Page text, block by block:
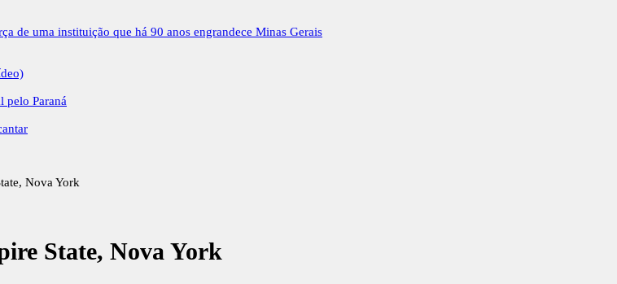
de uma instituição que há 90 anos engrandece Minas Gerais
pelo Paraná
Nova York
State, Nova York